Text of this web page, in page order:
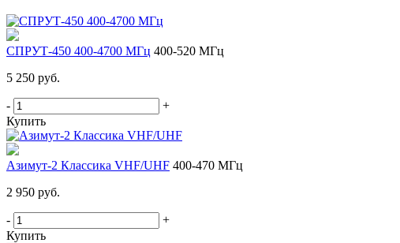
СПРУТ-450 400-4700 МГц 400-520 МГц
5 250 руб.
-
+
Купить
Азимут-2 Классика VHF/UHF 400-470 МГц
2 950 руб.
-
+
Купить